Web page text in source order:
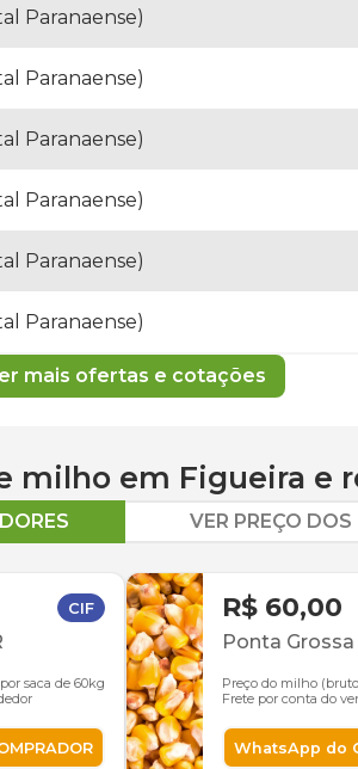
Paranaense)
Paranaense)
Paranaense)
Paranaense)
Paranaense)
Paranaense)
mais ofertas e cotações
milho em Figueira e
VER PREÇO
CIF
saca de 60kg
R$ 60,00
Ponta Grossa
Preço do milho
Frete por conta do
WhatsApp do